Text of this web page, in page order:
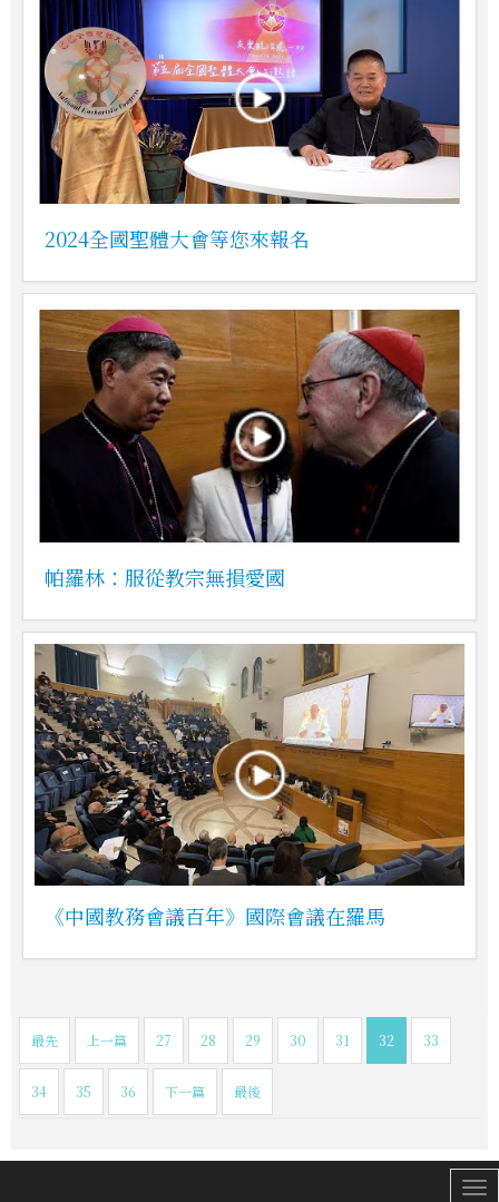
2024全國聖體大會等您來報名
帕羅林：服從教宗無損愛國
《中國教務會議百年》國際會議在羅馬
最先 上一篇 27 28 29 30 31 32 33
34 35 36 下一篇 最後